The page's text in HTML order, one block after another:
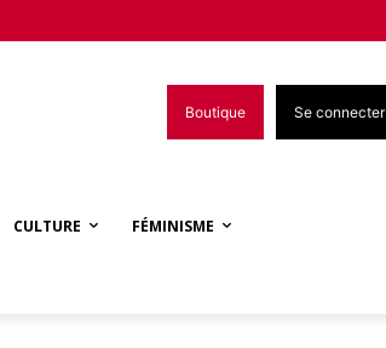
Boutique Se connecter
CULTURE FÉMINISME